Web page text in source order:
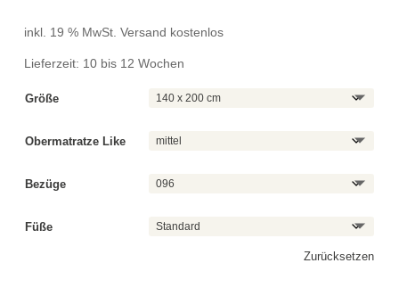
inkl. 19 % MwSt. Versand kostenlos
Lieferzeit: 10 bis 12 Wochen
Größe
Obermatratze Like
Bezüge
Füße
Zurücksetzen